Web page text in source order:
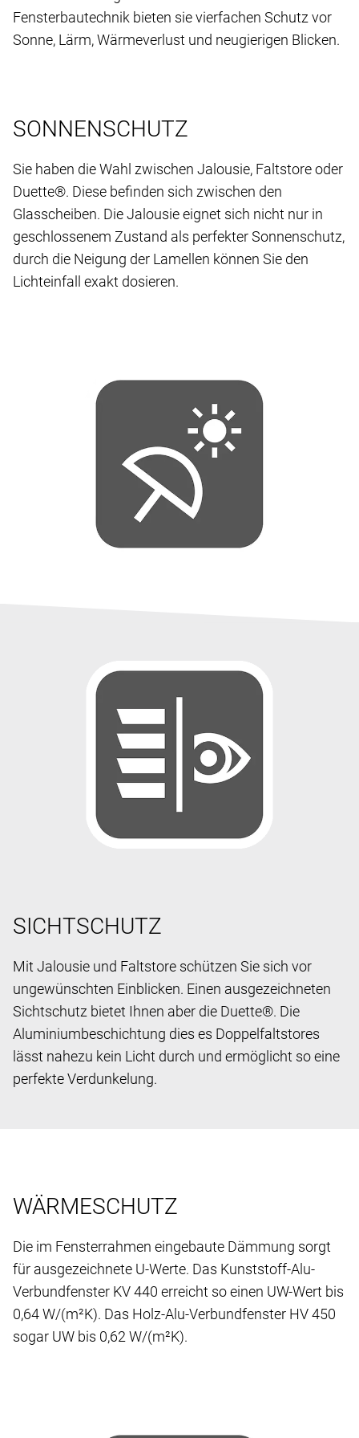
Fensterbautechnik bieten sie vierfachen Schutz vor
Sonne, Lärm, Wärmeverlust und neugierigen Blicken.
SONNENSCHUTZ
Sie haben die Wahl zwischen Jalousie, Faltstore oder
Duette®. Diese befinden sich zwischen den
Glasscheiben. Die Jalousie eignet sich nicht nur in
geschlossenem Zustand als perfekter Sonnenschutz,
durch die Neigung der Lamellen können Sie den
Lichteinfall exakt dosieren.
SICHTSCHUTZ
Mit Jalousie und Faltstore schützen Sie sich vor
ungewünschten Einblicken. Einen ausgezeichneten
Sichtschutz bietet Ihnen aber die Duette®. Die
Aluminiumbeschichtung dies es Doppelfaltstores
lässt nahezu kein Licht durch und ermöglicht so eine
perfekte Verdunkelung.
WÄRMESCHUTZ
Die im Fensterrahmen eingebaute Dämmung sorgt
für ausgezeichnete U-Werte. Das Kunststoff-Alu-
Verbundfenster KV 440 erreicht so einen UW-Wert bis
0,64 W/(m²K). Das Holz-Alu-Verbundfenster HV 450
sogar UW bis 0,62 W/(m²K).